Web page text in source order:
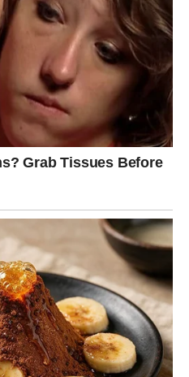
i lične moći
dešava se na unutrašnjem
samopouzdanja i jasniju
Ono što je ranije
izvor snage.
svega što su prošli.
sada postaju temelj na
ulaze u fazu u kojoj
već je jasno
imala uticaj, sada gubi svoju
što ih je sputavalo –
ili unutrašnje dileme.